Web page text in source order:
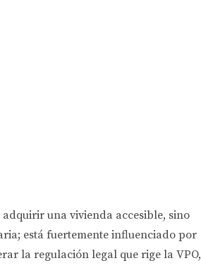
una vivienda accesible, sino
está fuertemente influenciado por
la regulación legal que rige la VPO,